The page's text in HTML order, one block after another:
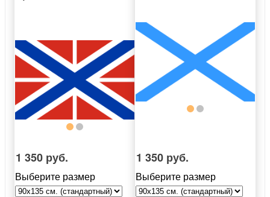
1 350 руб.
Выберите размер
1 350 руб.
Выберите размер